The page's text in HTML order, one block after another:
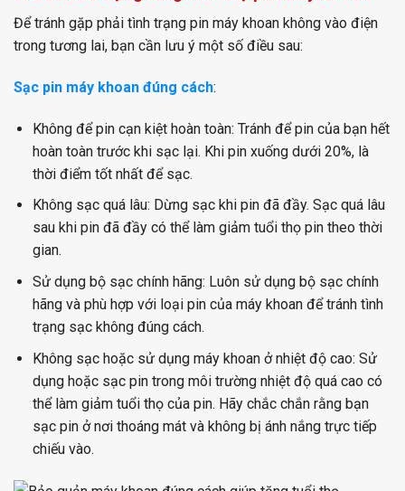
Để tránh gặp phải tình trạng pin máy khoan không vào điện
trong tương lai, bạn cần lưu ý một số điều sau:
Sạc pin máy khoan đúng cách:
Không để pin cạn kiệt hoàn toàn: Tránh để pin của bạn hết
hoàn toàn trước khi sạc lại. Khi pin xuống dưới 20%, là
thời điểm tốt nhất để sạc.
Không sạc quá lâu: Dừng sạc khi pin đã đầy. Sạc quá lâu
sau khi pin đã đầy có thể làm giảm tuổi thọ pin theo thời
gian.
Sử dụng bộ sạc chính hãng: Luôn sử dụng bộ sạc chính
hãng và phù hợp với loại pin của máy khoan để tránh tình
trạng sạc không đúng cách.
Không sạc hoặc sử dụng máy khoan ở nhiệt độ cao: Sử
dụng hoặc sạc pin trong môi trường nhiệt độ quá cao có
thể làm giảm tuổi thọ của pin. Hãy chắc chắn rằng bạn
sạc pin ở nơi thoáng mát và không bị ánh nắng trực tiếp
chiếu vào.